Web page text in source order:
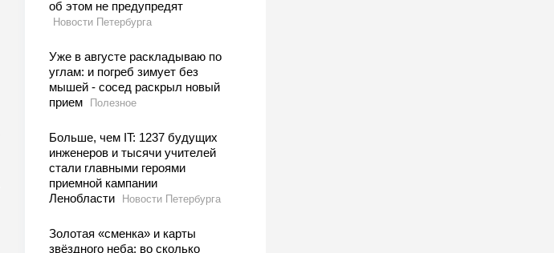
об этом не предупредят
Новости Петербурга
Уже в августе раскладываю по
углам: и погреб зимует без
мышей - сосед раскрыл новый
прием
Полезное
Больше, чем IT: 1237 будущих
инженеров и тысячи учителей
стали главными героями
приемной кампании
Ленобласти
Новости Петербурга
Золотая «сменка» и карты
звёздного неба: во сколько